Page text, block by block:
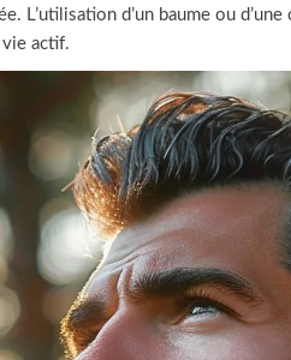
L’utilisation d’un baume ou
actif.